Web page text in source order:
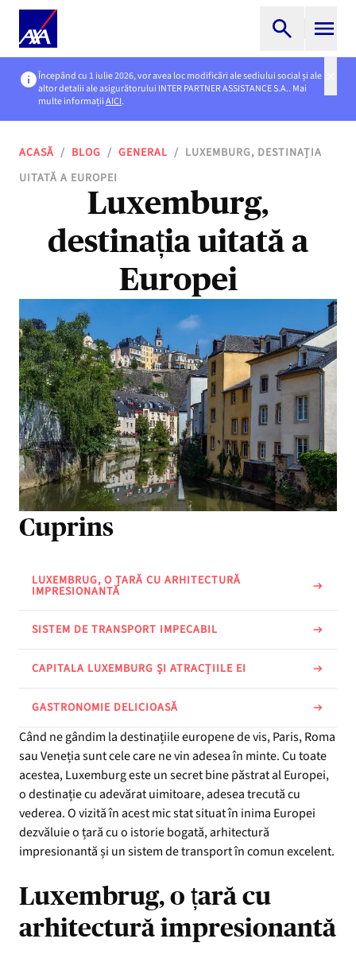
Începând cu 1 iulie 2026, vor avea loc modificări ale sediului social și ale
altor detalii ale asigurătorului INTER PARTNER ASSISTANCE S.A.. Mai
multe informațiiAICI.
ACASĂ / BLOG / GENERAL / LUXEMBURG, DESTINAȚIA
UITATĂ A EUROPEI
Luxemburg,
destinația uitată a
Europei
Cuprins
LUXEMBRUG, O ȚARĂ CU ARHITECTURĂ
IMPRESIONANTĂ
SISTEM DE TRANSPORT IMPECABIL
CAPITALA LUXEMBURG ȘI ATRACȚIILE EI
GASTRONOMIE DELICIOASĂ
Când ne gândim la destinațiile europene de vis, Paris, Roma
sau Veneția sunt cele care ne vin adesea în minte. Cu toate
acestea, Luxemburg este un secret bine păstrat al Europei,
o destinație cu adevărat uimitoare, adesea trecută cu
vederea. O vizită în acest mic stat situat în inima Europei
dezvăluie o țară cu o istorie bogată, arhitectură
impresionantă și un sistem de transport în comun excelent.
Luxembrug, o țară cu
arhitectură impresionantă